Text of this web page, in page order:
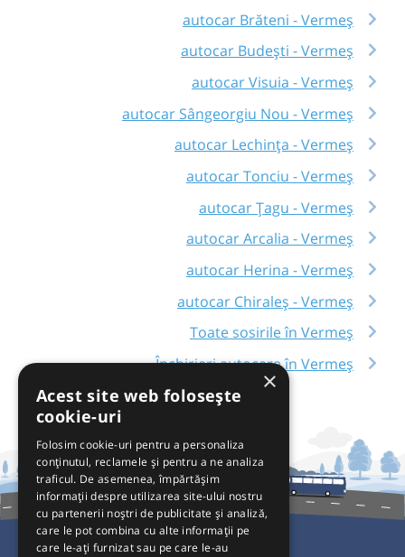
autocar Brăteni - Vermeș
autocar Budești - Vermeș
autocar Visuia - Vermeș
autocar Sângeorgiu Nou - Vermeș
autocar Lechința - Vermeș
autocar Tonciu - Vermeș
autocar Țagu - Vermeș
autocar Arcalia - Vermeș
autocar Herina - Vermeș
autocar Chiraleș - Vermeș
Toate sosirile în Vermeș
Închirieri autocare în Vermeș
×
Acest site web folosește
cookie-uri
Folosim cookie-uri pentru a personaliza
conținutul, reclamele și pentru a ne analiza
traficul. De asemenea, împărtășim
informații despre utilizarea site-ului nostru
cu partenerii noștri de publicitate și analiză,
care le pot combina cu alte informații pe
care le-ați furnizat sau pe care le-au